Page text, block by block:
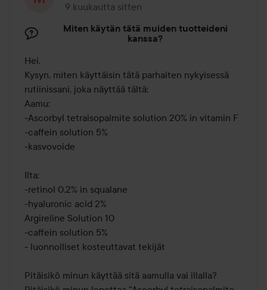
9 kuukautta sitten
Viesti luotiin 9 kuukautta sitten
Miten käytän tätä muiden tuotteideni
kanssa?
Hei,
Kysyn, miten käyttäisin tätä parhaiten nykyisessä
rutiinissani, joka näyttää tältä:
Aamu:
-Ascorbyl tetraisopalmite solution 20% in vitamin F
-caffein solution 5%
-kasvovoide
Ilta:
-retinol 0,2% in squalane
-hyaluronic acid 2%
Argireline Solution 10
-caffein solution 5%
- luonnolliset kosteuttavat tekijät
Pitäisikö minun käyttää sitä aamulla vai illalla?